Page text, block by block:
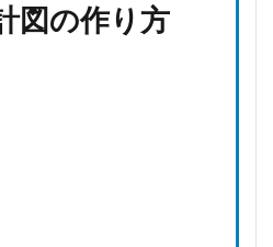
図の作り方